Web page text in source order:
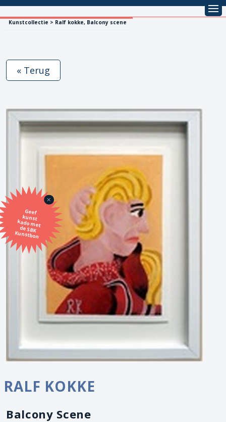
Kunstcollectie > Ralf kokke, Balcony scene
Geef
kunst
kado met
de SBK
Kunstbon
« Terug
RALF KOKKE
Balcony Scene